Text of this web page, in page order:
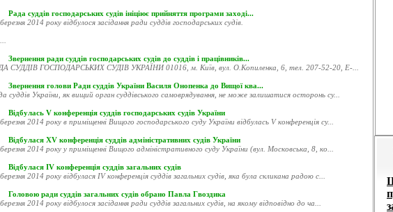
Рада суддів господарських судів ініціює прийняття програми заході...
2014 року відбулося засідання ради суддів господарських судів.
Звернення ради суддів господарських судів до суддів і працівників...
СУДДІВ ГОСПОДАРСЬКИХ СУДІВ УКРАЇНИ 01016, м. Київ, вул. О.Копиленка, 6, тел. 207-52-20, E-...
Звернення голови Ради суддів України Василя Онопенка до Вищої ква...
суддів України, як вищий орган суддівського самоврядування, не може залишатися осторонь су...
Відбулась V конференція суддів господарських судів України
2014 року в приміщенні Вищого господарського суду України відбулась V конференція су...
Відбулася XV конференція суддів адміністративних судів України
2014 року у приміщенні Вищого адміністративного суду України (вул. Московська, 8, ко...
Відбулася ІV конференція суддів загальних судів
2014 року відбулася ІV конференція суддів загальних судів, яка була скликана радою с...
Головою ради суддів загальних судів обрано Павла Гвоздика
2014 року відбулося засідання ради суддів загальних судів, на якому відповідно до ча...